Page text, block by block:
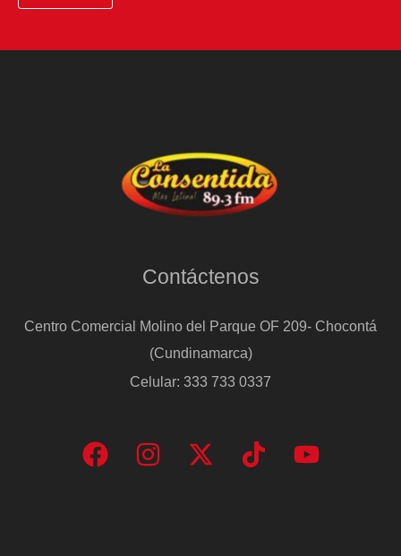
Contáctenos
Centro Comercial Molino del Parque OF 209- Chocontá
(Cundinamarca)
Celular: 333 733 0337